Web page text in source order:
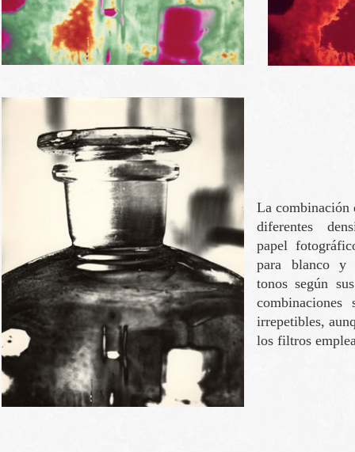
La combinación
diferentes
papel
para blanco y
tonos según
irrepetibles,
los filtros